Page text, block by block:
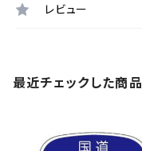
レビュー
最近チェックした商品